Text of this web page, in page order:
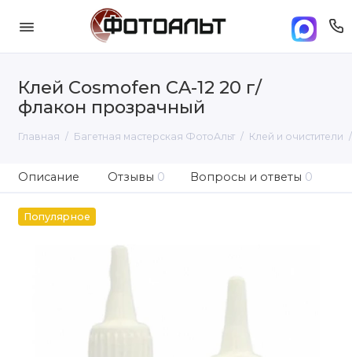
Клей Cosmofen CA-12 20 г/
флакон прозрачный
Главная Багетная мастерская ФотоАльт Клей и очистители
Описание Отзывы 0 Вопросы и ответы 0
Популярное